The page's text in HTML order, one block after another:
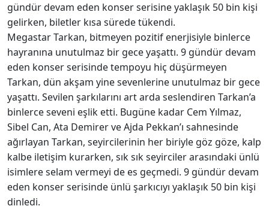
gündür devam eden konser serisine yaklaşık 50 bin kişi
gelirken, biletler kısa sürede tükendi.
Megastar Tarkan, bitmeyen pozitif enerjisiyle binlerce
hayranına unutulmaz bir gece yaşattı. 9 gündür devam
eden konser serisinde tempoyu hiç düşürmeyen
Tarkan, dün akşam yine sevenlerine unutulmaz bir gece
yaşattı. Sevilen şarkılarını art arda seslendiren Tarkan’a
binlerce seveni eşlik etti. Bugüne kadar Cem Yılmaz,
Sibel Can, Ata Demirer ve Ajda Pekkan’ı sahnesinde
ağırlayan Tarkan, seyircilerinin her biriyle göz göze, kalp
kalbe iletişim kurarken, sık sık seyirciler arasındaki ünlü
isimlere selam vermeyi de es geçmedi. 9 gündür devam
eden konser serisinde ünlü şarkıcıyı yaklaşık 50 bin kişi
dinledi.